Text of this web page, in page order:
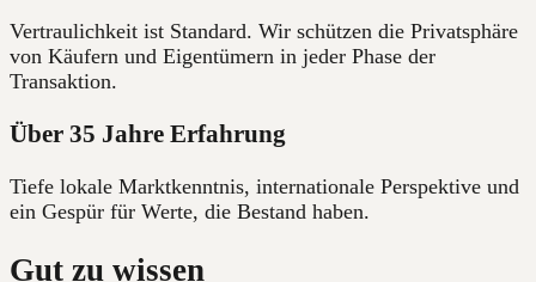
Vertraulichkeit ist Standard. Wir schützen die Privatsphäre
von Käufern und Eigentümern in jeder Phase der
Transaktion.
Über 35 Jahre Erfahrung
Tiefe lokale Marktkenntnis, internationale Perspektive und
ein Gespür für Werte, die Bestand haben.
Gut zu wissen